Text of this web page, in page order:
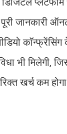
जानकारी
कॉन्फ्रेंसिंग
भी मिलेगी,
खर्च कम